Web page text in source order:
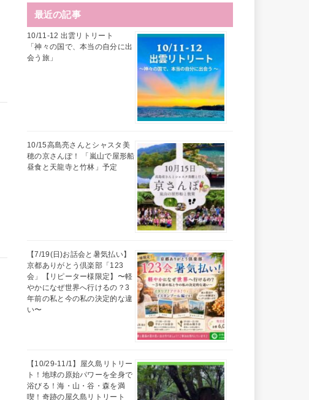
最近の記事
10/11-12 出雲リトリート
「神々の国で、本当の自分に出
会う旅」
10/15高島亮さんとシャスタ美
穂の京さんぽ！ 「嵐山で屋形船
昼食と天龍寺と竹林」予定
【7/19(日)お話会と暑気払い】
京都ありがとう倶楽部「123
会」【リピーター様限定】〜軽
やかになぜ世界へ行けるの？3
年前の私と今の私の決定的な違
い〜
【10/29-11/1】屋久島リトリー
ト！地球の原始パワーを全身で
浴びる！海・山・谷・森を満
喫！奇跡の屋久島リトリート